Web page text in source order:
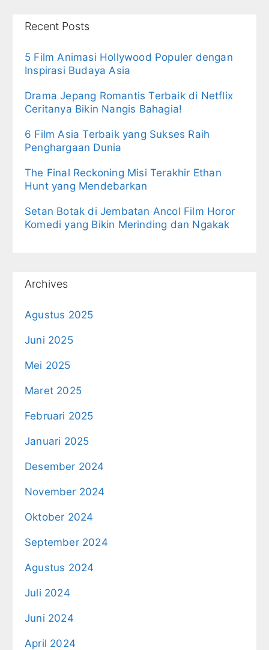
Recent Posts
5 Film Animasi Hollywood Populer dengan
Inspirasi Budaya Asia
Drama Jepang Romantis Terbaik di Netflix
Ceritanya Bikin Nangis Bahagia!
6 Film Asia Terbaik yang Sukses Raih
Penghargaan Dunia
The Final Reckoning Misi Terakhir Ethan
Hunt yang Mendebarkan
Setan Botak di Jembatan Ancol Film Horor
Komedi yang Bikin Merinding dan Ngakak
Archives
Agustus 2025
Juni 2025
Mei 2025
Maret 2025
Februari 2025
Januari 2025
Desember 2024
November 2024
Oktober 2024
September 2024
Agustus 2024
Juli 2024
Juni 2024
April 2024